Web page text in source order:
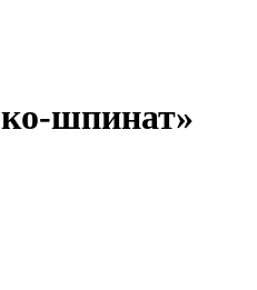
шпинат»